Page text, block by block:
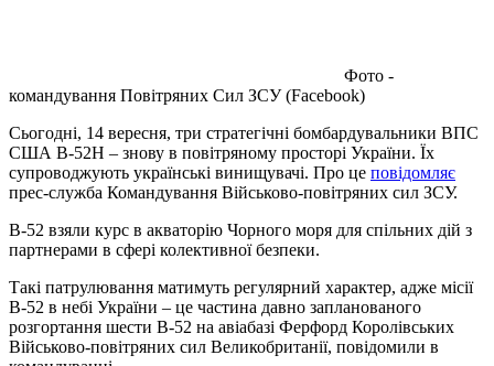
Фото -
командування Повітряних Сил ЗСУ (Facebook)
Сьогодні, 14 вересня, три стратегічні бомбардувальники ВПС
США В-52Н – знову в повітряному просторі України. Їх
супроводжують українські винищувачі. Про це повідомляє
прес-служба Командування Військово-повітряних сил ЗСУ.
В-52 взяли курс в акваторію Чорного моря для спільних дій з
партнерами в сфері колективної безпеки.
Такі патрулювання матимуть регулярний характер, адже місії
В-52 в небі України – це частина давно запланованого
розгортання шести B-52 на авіабазі Ферфорд Королівських
Військово-повітряних сил Великобританії, повідомили в